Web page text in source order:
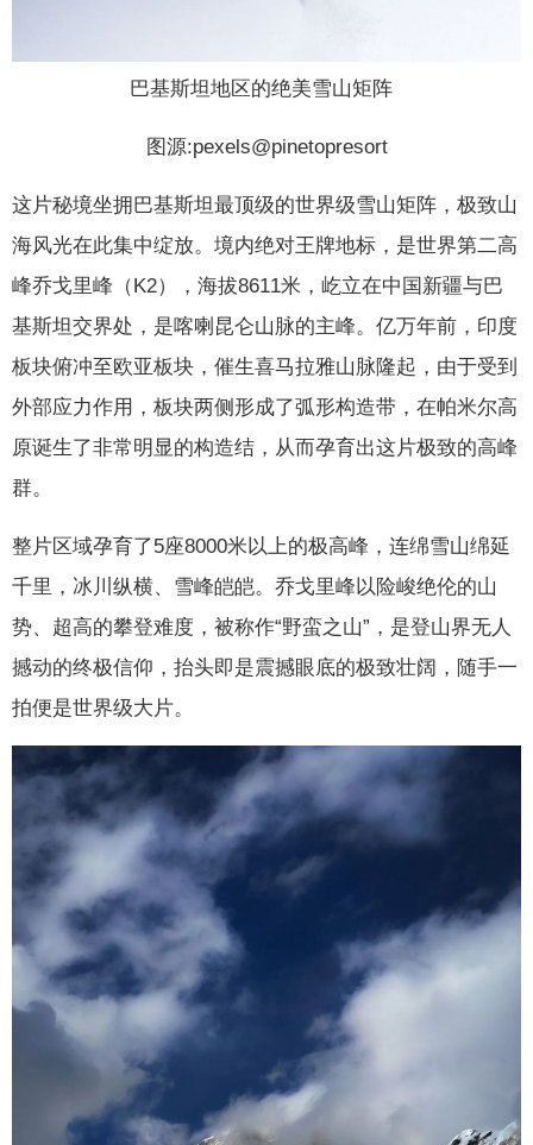
巴基斯坦地区的绝美雪山矩阵
图源:pexels@pinetopresort
这片秘境坐拥巴基斯坦最顶级的世界级雪山矩阵，极致山
海风光在此集中绽放。境内绝对王牌地标，是世界第二高
峰乔戈里峰（K2），海拔8611米，屹立在中国新疆与巴
基斯坦交界处，是喀喇昆仑山脉的主峰。亿万年前，印度
板块俯冲至欧亚板块，催生喜马拉雅山脉隆起，由于受到
外部应力作用，板块两侧形成了弧形构造带，在帕米尔高
原诞生了非常明显的构造结，从而孕育出这片极致的高峰
群。
整片区域孕育了5座8000米以上的极高峰，连绵雪山绵延
千里，冰川纵横、雪峰皑皑。乔戈里峰以险峻绝伦的山
势、超高的攀登难度，被称作“野蛮之山”，是登山界无人
撼动的终极信仰，抬头即是震撼眼底的极致壮阔，随手一
拍便是世界级大片。